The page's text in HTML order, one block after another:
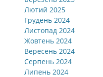
Лютий 2025
Грудень 2024
Листопад 2024
Жовтень 2024
Вересень 2024
Серпень 2024
Липень 2024